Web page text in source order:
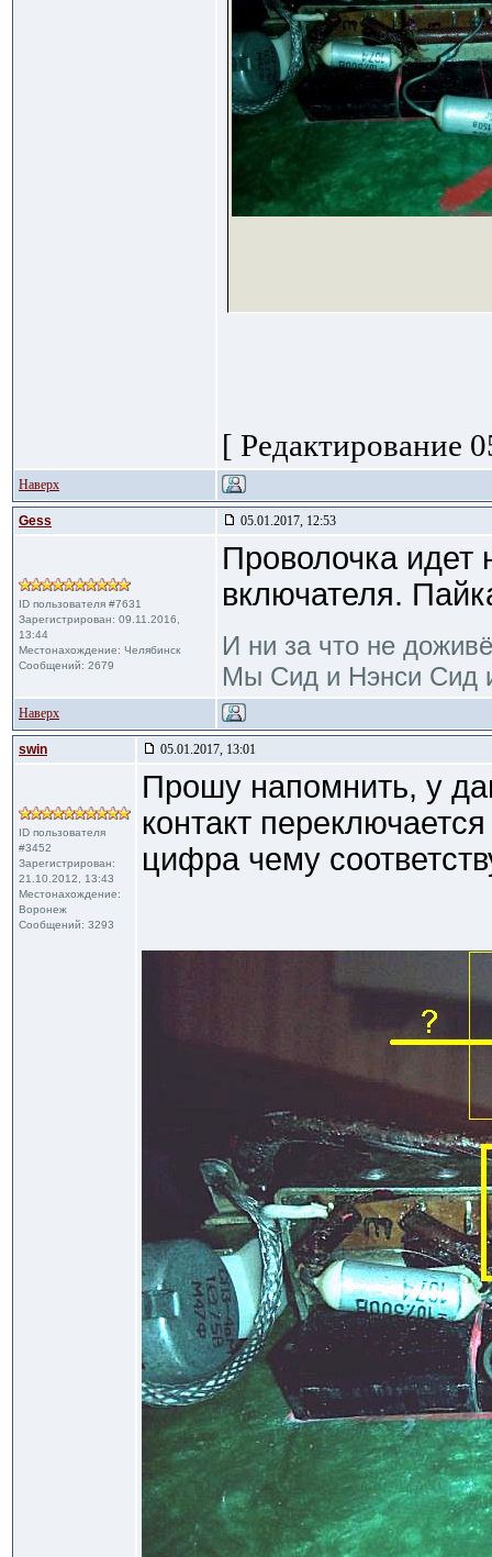
[ Редактирование
Наверх
Gess 05.01.2017, 12:53
ID пользователя #7631
Зарегистрирован: 09.11.2016,
13:44
Местонахождение: Челябинск
Сообщений: 2679
Проволочка идет
включателя.
И ни за что не
Мы Сид и Нэнси Сид
Наверх
swin 05.01.2017, 13:01
ID пользователя
#3452
Зарегистрирован:
21.10.2012, 13:43
Местонахождение:
Воронеж
Сообщений: 3293
Прошу напомнить, у
контакт
цифра чему